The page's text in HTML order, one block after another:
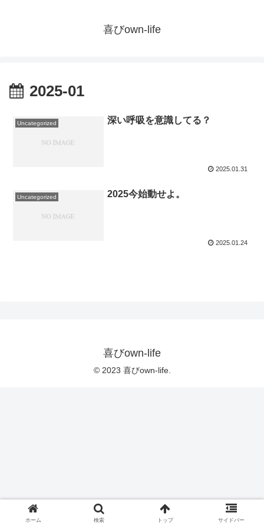
喜びown-life
2025-01
Uncategorized 深い呼吸を意識してる？
2025.01.31
Uncategorized 2025今始動せよ。
2025.01.24
喜びown-life
© 2023 喜びown-life.
ホーム 検索 トップ サイドバー